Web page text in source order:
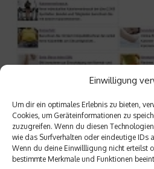
Einwilligung
Um dir ein optimales Erlebnis zu bieten,
Cookies, um Geräteinformationen zu
zuzugreifen. Wenn du diesen
wie das Surfverhalten oder eindeutige IDs
Wenn du deine Einwillligung nicht erteilst
bestimmte Merkmale und Funktionen